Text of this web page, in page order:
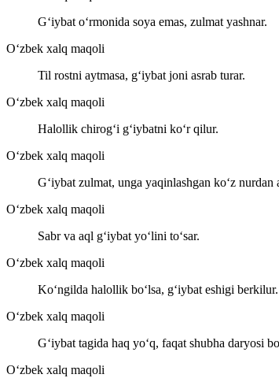
G‘iybat o‘rmonida soya emas, zulmat yashnar.
O‘zbek xalq maqoli
Til rostni aytmasa, g‘iybat joni asrab turar.
O‘zbek xalq maqoli
Halollik chirog‘i g‘iybatni ko‘r qilur.
O‘zbek xalq maqoli
G‘iybat zulmat, unga yaqinlashgan ko‘z nurdan
O‘zbek xalq maqoli
Sabr va aql g‘iybat yo‘lini to‘sar.
O‘zbek xalq maqoli
Ko‘ngilda halollik bo‘lsa, g‘iybat eshigi berkilur.
O‘zbek xalq maqoli
G‘iybat tagida haq yo‘q, faqat shubha daryosi
O‘zbek xalq maqoli